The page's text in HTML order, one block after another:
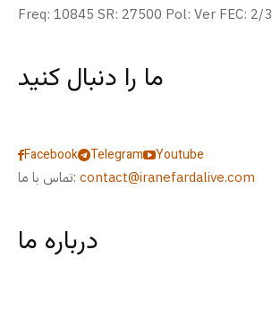
Freq: 10845 SR: 27500 Pol: Ver FEC: 2/3
ما را دنبال کنید
Facebook Telegram
Youtube
تماس با ما: contact@iranefardalive.com
درباره ما